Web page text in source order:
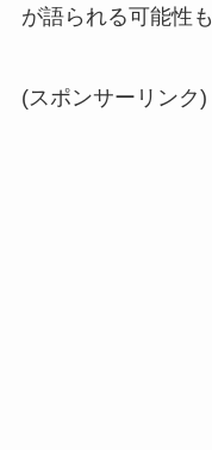
が語られる可能性
(スポンサーリンク)